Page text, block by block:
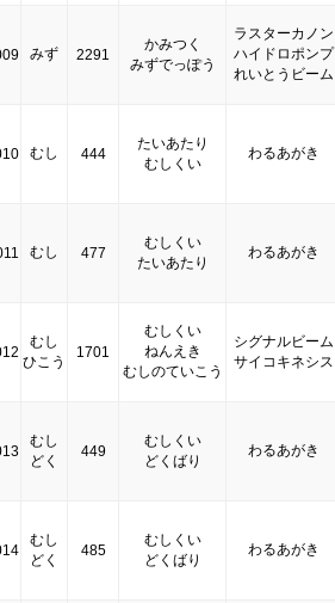
みず 2291
かみつく
みずでっぽう
ラスターカノン
ハイドロポンプ
れいとうビーム
むし 444
たいあたり
むしくい
わるあがき
むし 477
むしくい
たいあたり
わるあがき
むし
ひこう
1701
むしくい
ねんえき
むしのていこう
シグナルビーム
サイコキネシス
むし
どく
449
むしくい
どくばり
わるあがき
むし
どく
485
むしくい
どくばり
わるあがき